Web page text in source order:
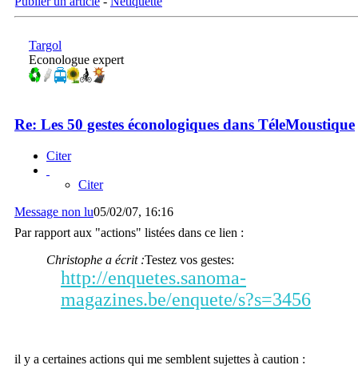
Targol
Econologue expert
Re: Les 50 gestes éconologiques dans TéleMoustique
Citer
Citer
Message non lu05/02/07, 16:16
Par rapport aux "actions" listées dans ce lien :
Christophe a écrit :Testez vos gestes:
http://enquetes.sanoma-
magazines.be/enquete/s?s=3456
il y a certaines actions qui me semblent sujettes à caution :